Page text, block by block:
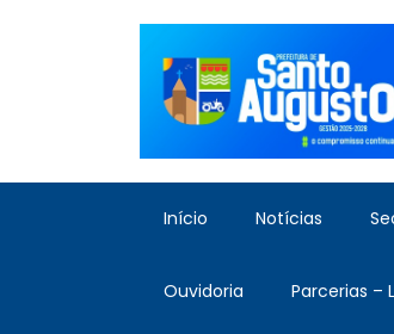
Início Notícias
Ouvidoria Parcerias –